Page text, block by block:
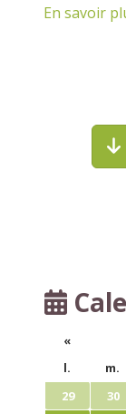
En savoir
«
l.
m.
29
30